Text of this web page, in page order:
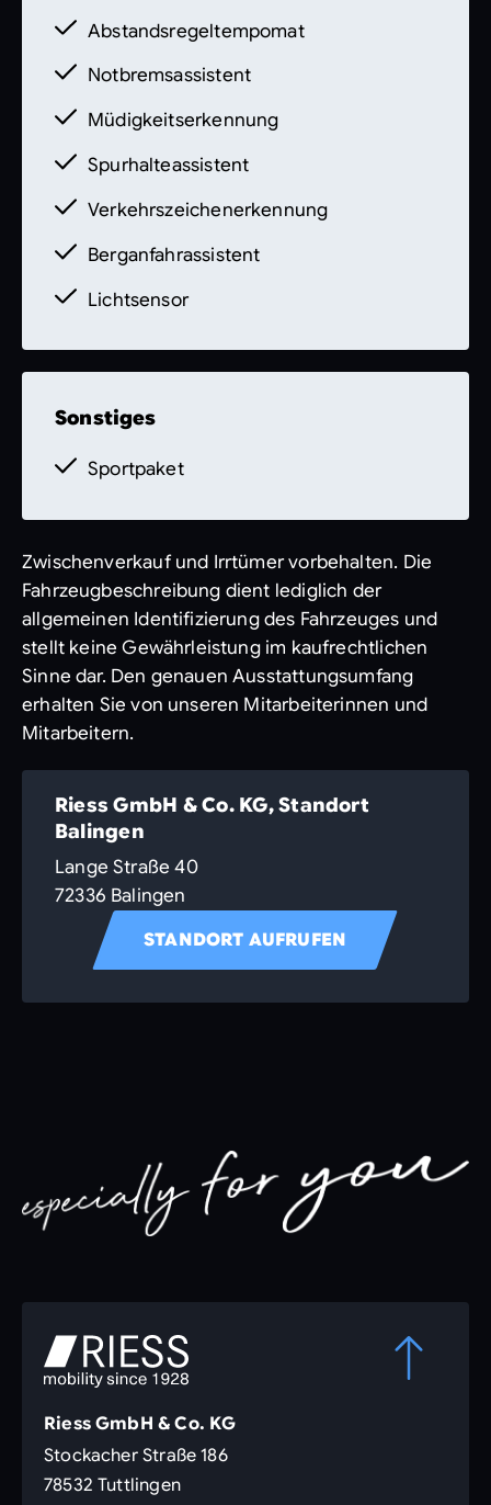
Abstandsregeltempomat
Notbremsassistent
Müdigkeitserkennung
Spurhalteassistent
Verkehrszeichenerkennung
Berganfahrassistent
Lichtsensor
Sonstiges
Sportpaket
Zwischenverkauf und Irrtümer vorbehalten. Die
Fahrzeugbeschreibung dient lediglich der
allgemeinen Identifizierung des Fahrzeuges und
stellt keine Gewährleistung im kaufrechtlichen
Sinne dar. Den genauen Ausstattungsumfang
erhalten Sie von unseren Mitarbeiterinnen und
Mitarbeitern.
Riess GmbH & Co. KG, Standort
Balingen
Lange Straße 40
72336 Balingen
STANDORT AUFRUFEN
Riess GmbH & Co. KG
Stockacher Straße 186
78532 Tuttlingen